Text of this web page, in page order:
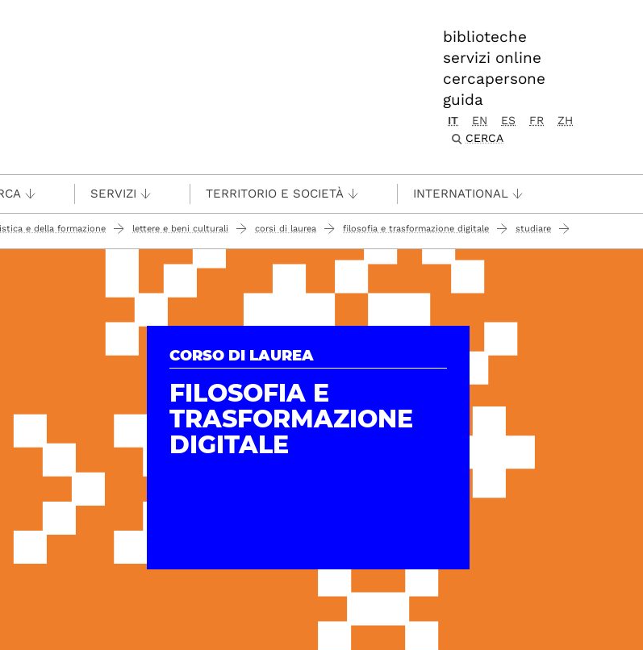
biblioteche
servizi online
cercapersone
guida
IT EN ES FR
ZH
CERCA
SERVIZI TERRITORIO E SOCIETÀ INTERNATIONAL
e della formazione lettere e beni culturali corsi di laurea filosofia e trasformazione digitale studiare
CORSO DI LAUREA
FILOSOFIA E
TRASFORMAZIONE
DIGITALE